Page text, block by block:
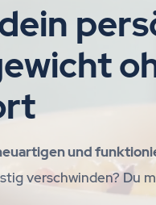
und
verschwinden? Du